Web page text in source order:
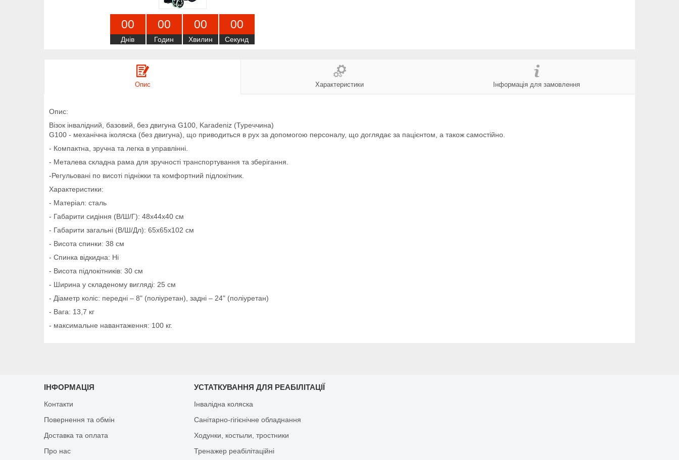
00
Днів
00
Годин
00
Хвилин
00
Секунд
Опис Характеристики Інформація для замовлення
Опис:
Візок інвалідний, базовий, без двигуна G100, Karadeniz (Туреччина)
G100 - механічна іколяска (без двигуна), що приводиться в рух за допомогою персоналу, що доглядає за пацієнтом, а також самостійно.
- Компактна, зручна та легка в управлінні.
- Металева складна рама для зручності транспортування та зберігання.
-Регульовані по висоті підніжки та комфортний підлокітник.
Характеристики:
- Матеріал: сталь
- Габарити сидіння (В/Ш/Г): 48х44х40 см
- Габарити загальні (В/Ш/Дл): 65х65х102 см
- Висота спинки: 38 см
- Спинка відкидна: Ні
- Висота підлокітників: 30 см
- Ширина у складеному вигляді: 25 см
- Діаметр коліс: передні – 8" (поліуретан), задні – 24" (поліуретан)
- Вага: 13,7 кг
- максимальне навантаження: 100 кг.
ІНФОРМАЦІЯ
Контакти
Повернення та обмін
Доставка та оплата
Про нас
УСТАТКУВАННЯ ДЛЯ РЕАБІЛІТАЦІЇ
Інвалідна коляска
Санітарно-гігієнічне обладнання
Ходунки, костыли, тростники
Тренажер реабілітаційні